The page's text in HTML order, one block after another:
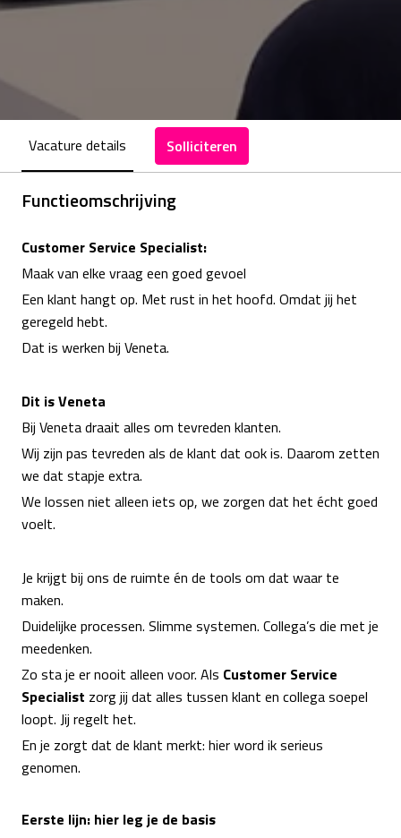
Vacature details Solliciteren
Functieomschrijving
Customer Service Specialist:
Maak van elke vraag een goed gevoel
Een klant hangt op. Met rust in het hoofd. Omdat jij het
geregeld hebt.
Dat is werken bij Veneta.
Dit is Veneta
Bij Veneta draait alles om tevreden klanten.
Wij zijn pas tevreden als de klant dat ook is. Daarom zetten
we dat stapje extra.
We lossen niet alleen iets op, we zorgen dat het écht goed
voelt.
Je krijgt bij ons de ruimte én de tools om dat waar te
maken.
Duidelijke processen. Slimme systemen. Collega’s die met je
meedenken.
Zo sta je er nooit alleen voor. Als Customer Service
Specialist zorg jij dat alles tussen klant en collega soepel
loopt. Jij regelt het.
En je zorgt dat de klant merkt: hier word ik serieus
genomen.
Eerste lijn: hier leg je de basis